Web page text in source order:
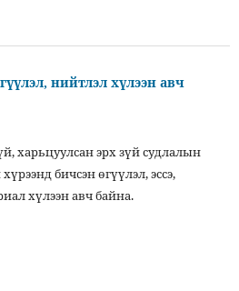
нийтлэл хүлээн авч
харьцуулсан эрх зүй судлалын
бичсэн өгүүлэл, эссэ,
хүлээн авч байна.